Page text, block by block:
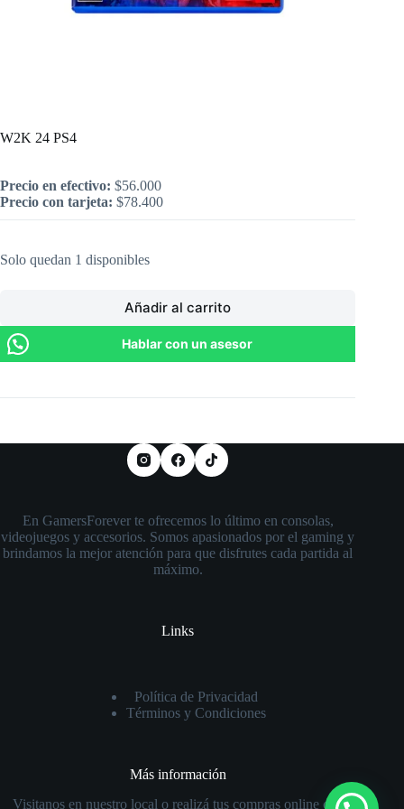
W2K 24 PS4
Precio en efectivo: $56.000
Precio con tarjeta: $78.400
Solo quedan 1 disponibles
Añadir al carrito
Hablar con un asesor
En GamersForever te ofrecemos lo último en consolas,
videojuegos y accesorios. Somos apasionados por el gaming y
brindamos la mejor atención para que disfrutes cada partida al
máximo.
Links
Política de Privacidad
Términos y Condiciones
Más información
Visitanos en nuestro local o realizá tus compras online con